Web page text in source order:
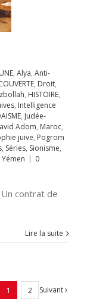
, Alya, Anti-
, Droit,
, HISTOIRE,
, Intelligence
, Judée-
Adom, Maroc,
juive, Pogrom
, Séries, Sionisme,
Yémen | 0
contrat de
Lire la suite
1 2 Suivant